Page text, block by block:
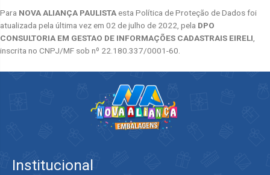
Para NOVA ALIANÇA PAULISTAesta Política de Proteção de Dados foi
atualizada pela última vez em 02 de julho de 2022, pela DPO
CONSULTORIA EM GESTAO DE INFORMAÇÕES CADASTRAIS EIRELI
inscrita no CNPJ/MF sob nº 22.180.337/0001-60.
Institucional